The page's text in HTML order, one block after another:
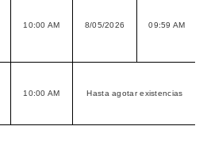
10:00 AM 8/05/2026 09:59 AM
10:00 AM Hasta agotar existencias